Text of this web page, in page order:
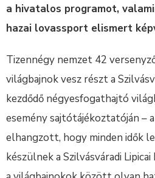
a hivatalos programot,
hazai lovassport elismert
Tizennégy nemzet 42
világbajnok vesz részt a
kezdődő négyesfogathajtó
esemény sajtótájékoztatóján –
elhangzott, hogy minden idők
készülnek a Szilvásváradi